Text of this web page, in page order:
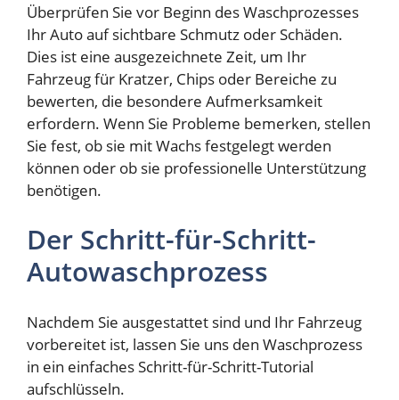
Überprüfen Sie vor Beginn des Waschprozesses
Ihr Auto auf sichtbare Schmutz oder Schäden.
Dies ist eine ausgezeichnete Zeit, um Ihr
Fahrzeug für Kratzer, Chips oder Bereiche zu
bewerten, die besondere Aufmerksamkeit
erfordern. Wenn Sie Probleme bemerken, stellen
Sie fest, ob sie mit Wachs festgelegt werden
können oder ob sie professionelle Unterstützung
benötigen.
Der Schritt-für-Schritt-
Autowaschprozess
Nachdem Sie ausgestattet sind und Ihr Fahrzeug
vorbereitet ist, lassen Sie uns den Waschprozess
in ein einfaches Schritt-für-Schritt-Tutorial
aufschlüsseln.